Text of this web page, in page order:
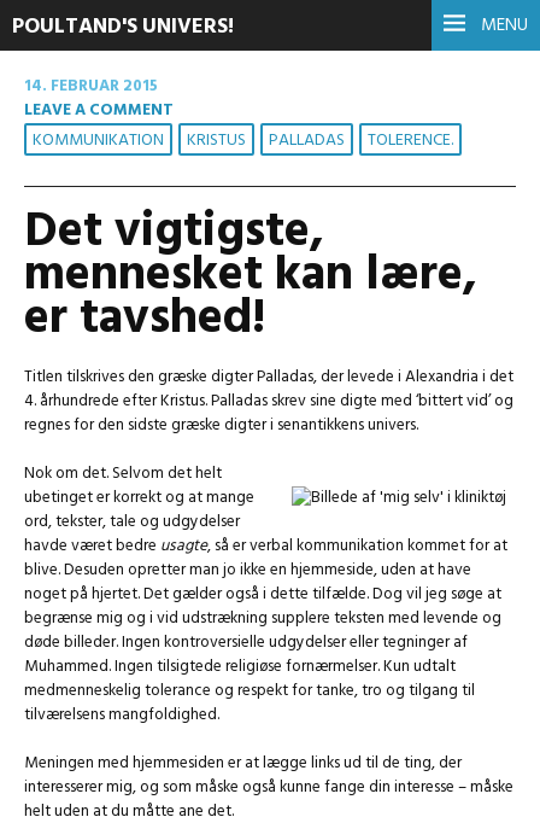
MENU
POULTAND'S UNIVERS!
14. FEBRUAR 2015
LEAVE A COMMENT
KOMMUNIKATION KRISTUS PALLADAS TOLERENCE.
Det vigtigste,
mennesket kan lære,
er tavshed!
Titlen tilskrives den græske digter Palladas, der levede i Alexandria i det
4. århundrede efter Kristus. Palladas skrev sine digte med ‘bittert vid’ og
regnes for den sidste græske digter i senantikkens univers.
Nok om det. Selvom det helt
ubetinget er korrekt og at mange
ord, tekster, tale og udgydelser
havde været bedre usagte, så er verbal kommunikation kommet for at
blive. Desuden opretter man jo ikke en hjemmeside, uden at have
noget på hjertet. Det gælder også i dette tilfælde. Dog vil jeg søge at
begrænse mig og i vid udstrækning supplere teksten med levende og
døde billeder. Ingen kontroversielle udgydelser eller tegninger af
Muhammed. Ingen tilsigtede religiøse fornærmelser. Kun udtalt
medmenneskelig tolerance og respekt for tanke, tro og tilgang til
tilværelsens mangfoldighed.
Meningen med hjemmesiden er at lægge links ud til de ting, der
interesserer mig, og som måske også kunne fange din interesse – måske
helt uden at du måtte ane det.